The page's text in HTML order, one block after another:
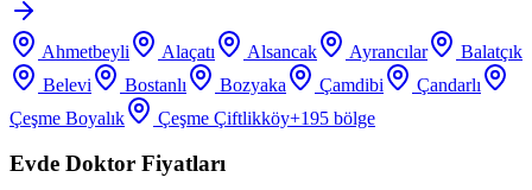
Ahmetbeyli Alaçatı Alsancak Ayrancılar
Balatçık
Belevi
Bostanlı Bozyaka Çamdibi
Çandarlı
Çeşme Boyalık
Çeşme Çiftlikköy+195 bölge
Evde Doktor Fiyatları